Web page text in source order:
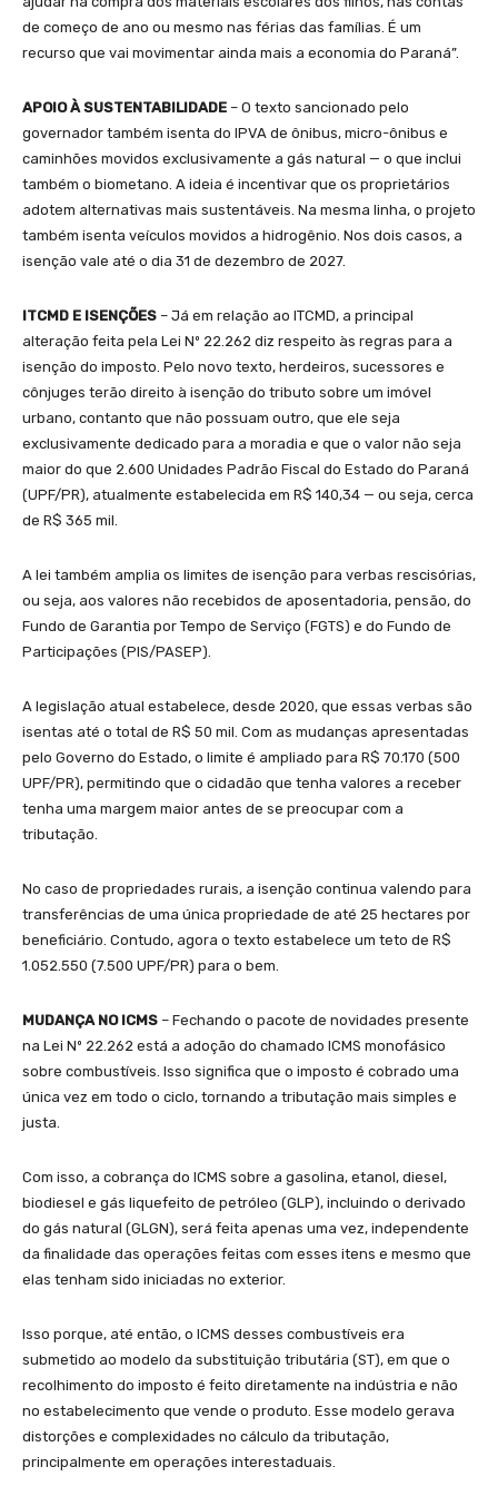
de começo de ano ou mesmo nas férias das famílias. É um
recurso que vai movimentar ainda mais a economia do Paraná”.
APOIO À SUSTENTABILIDADE – O texto sancionado pelo
governador também isenta do IPVA de ônibus, micro-ônibus e
caminhões movidos exclusivamente a gás natural — o que inclui
também o biometano. A ideia é incentivar que os proprietários
adotem alternativas mais sustentáveis. Na mesma linha, o projeto
também isenta veículos movidos a hidrogênio. Nos dois casos, a
isenção vale até o dia 31 de dezembro de 2027.
ITCMD E ISENÇÕES – Já em relação ao ITCMD, a principal
alteração feita pela Lei Nº 22.262 diz respeito às regras para a
isenção do imposto. Pelo novo texto, herdeiros, sucessores e
cônjuges terão direito à isenção do tributo sobre um imóvel
urbano, contanto que não possuam outro, que ele seja
exclusivamente dedicado para a moradia e que o valor não seja
maior do que 2.600 Unidades Padrão Fiscal do Estado do Paraná
(UPF/PR), atualmente estabelecida em R$ 140,34 — ou seja, cerca
de R$ 365 mil.
A lei também amplia os limites de isenção para verbas rescisórias,
ou seja, aos valores não recebidos de aposentadoria, pensão, do
Fundo de Garantia por Tempo de Serviço (FGTS) e do Fundo de
Participações (PIS/PASEP).
A legislação atual estabelece, desde 2020, que essas verbas são
isentas até o total de R$ 50 mil. Com as mudanças apresentadas
pelo Governo do Estado, o limite é ampliado para R$ 70.170 (500
UPF/PR), permitindo que o cidadão que tenha valores a receber
tenha uma margem maior antes de se preocupar com a
tributação.
No caso de propriedades rurais, a isenção continua valendo para
transferências de uma única propriedade de até 25 hectares por
beneficiário. Contudo, agora o texto estabelece um teto de R$
1.052.550 (7.500 UPF/PR) para o bem.
MUDANÇA NO ICMS – Fechando o pacote de novidades presente
na Lei Nº 22.262 está a adoção do chamado ICMS monofásico
sobre combustíveis. Isso significa que o imposto é cobrado uma
única vez em todo o ciclo, tornando a tributação mais simples e
justa.
Com isso, a cobrança do ICMS sobre a gasolina, etanol, diesel,
biodiesel e gás liquefeito de petróleo (GLP), incluindo o derivado
do gás natural (GLGN), será feita apenas uma vez, independente
da finalidade das operações feitas com esses itens e mesmo que
elas tenham sido iniciadas no exterior.
Isso porque, até então, o ICMS desses combustíveis era
submetido ao modelo da substituição tributária (ST), em que o
recolhimento do imposto é feito diretamente na indústria e não
no estabelecimento que vende o produto. Esse modelo gerava
distorções e complexidades no cálculo da tributação,
principalmente em operações interestaduais.